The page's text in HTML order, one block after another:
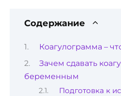
Содержание
Коагулограмма –
Зачем сдавать
беременным
Подготовка к